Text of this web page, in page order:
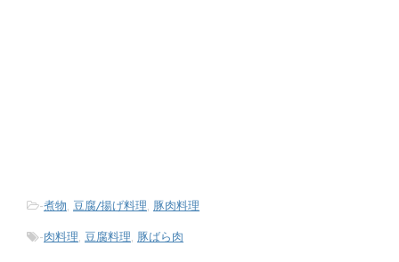
-煮物, 豆腐/揚げ料理, 豚肉料理
-肉料理, 豆腐料理, 豚ばら肉